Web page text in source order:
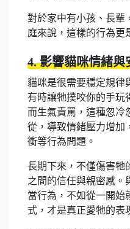
對於家中有小孩、長輩
庭來說，這樣的行為更
4. 影響貓咪情緒與
貓咪是很需要穩定規律
有時讓牠撲咬你的手玩
而生氣責罵，這種忽冷
從，導致情緒壓力增加
衝等行為問題。
長期下來，不僅傷害牠
之間的信任與親密感。
當行為，不如從一開始
式，才是真正愛牠的表